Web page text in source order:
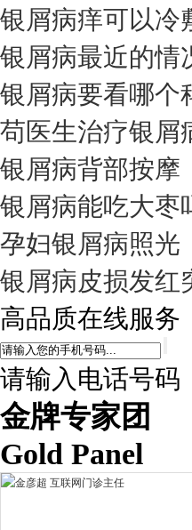
银屑病痒可以冷
银屑病最近的情
银屑病要看哪个
苟医生治疗银屑
银屑病背部按摩
银屑病能吃大枣
孕妇银屑病照光
银屑病皮损发红
高品质在线服务
请输入电话号码
金牌专家团
Gold Panel